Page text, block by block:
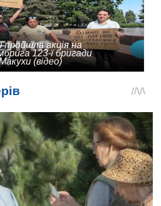
пройшла акція на
123-ї бригади
(відео)